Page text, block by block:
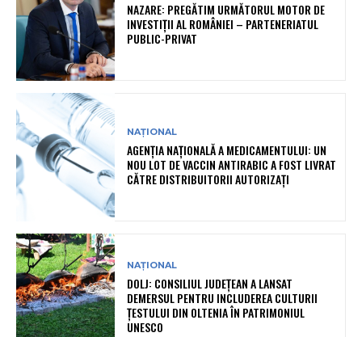
NAZARE: PREGĂTIM URMĂTORUL MOTOR DE
INVESTIȚII AL ROMÂNIEI – PARTENERIATUL
PUBLIC-PRIVAT
NAȚIONAL
AGENȚIA NAȚIONALĂ A MEDICAMENTULUI: UN
NOU LOT DE VACCIN ANTIRABIC A FOST LIVRAT
CĂTRE DISTRIBUITORII AUTORIZAȚI
NAȚIONAL
DOLJ: CONSILIUL JUDEȚEAN A LANSAT
DEMERSUL PENTRU INCLUDEREA CULTURII
ȚESTULUI DIN OLTENIA ÎN PATRIMONIUL
UNESCO